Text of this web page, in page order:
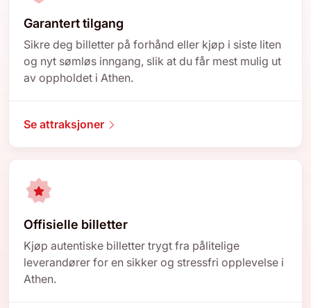
Garantert tilgang
Sikre deg billetter på forhånd eller kjøp i siste liten
og nyt sømløs inngang, slik at du får mest mulig ut
av oppholdet i Athen.
Se attraksjoner
Offisielle billetter
Kjøp autentiske billetter trygt fra pålitelige
leverandører for en sikker og stressfri opplevelse i
Athen.